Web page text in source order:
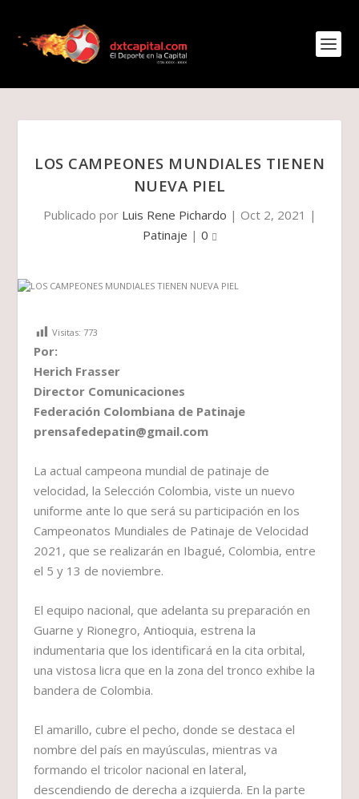
LOS CAMPEONES MUNDIALES TIENEN
NUEVA PIEL
Publicado por Luis Rene Pichardo | Oct 2, 2021 |
Patinaje | 0
Visitas: 773
Por:
Herich Frasser
Director Comunicaciones
Federación Colombiana de Patinaje
prensafedepatin@gmail.com
La actual campeona mundial de patinaje de
velocidad, la Selección Colombia, viste un nuevo
uniforme ante lo que será su participación en los
Campeonatos Mundiales de Patinaje de Velocidad
2021, que se realizarán en Ibagué, Colombia, entre
el 5 y 13 de noviembre.
El equipo nacional, que adelanta su preparación en
Guarne y Rionegro, Antioquia, estrena la
indumentaria que los identificará en la cita orbital,
una vistosa licra que en la zona del tronco exhibe la
bandera de Colombia.
El amarillo, cubre el pecho, donde se destaca el
nombre del país en mayúsculas, mientras va
formando el tricolor nacional en lateral,
descendiendo de derecha a izquierda. En la parte